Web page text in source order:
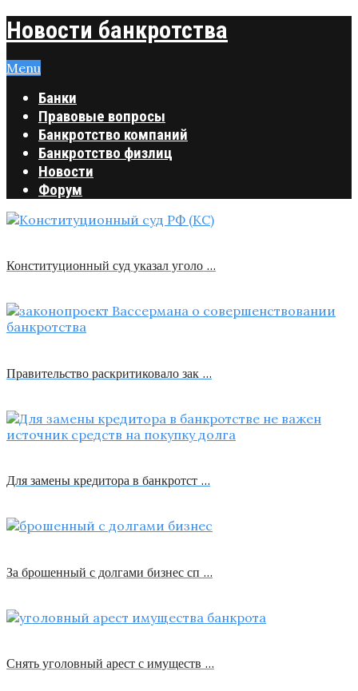
Новости банкротства
Menu
Банки
Правовые вопросы
Банкротство компаний
Банкротство физлиц
Новости
Форум
Конституционный суд указал уголо …
Правительство раскритиковало зак …
Для замены кредитора в банкротст …
За брошенный с долгами бизнес сп …
Снять уголовный арест с имуществ …